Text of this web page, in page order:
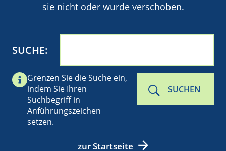
sie nicht oder wurde verschoben.
SUCHE
Grenzen Sie die Suche ein,
indem Sie Ihren
Suchbegriff in
Anführungszeichen
setzen.
SUCHEN
zur Startseite